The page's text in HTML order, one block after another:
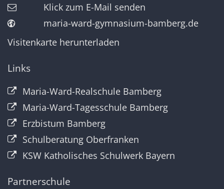
Klick zum E-Mail senden
maria-ward-gymnasium-bamberg.de
Visitenkarte herunterladen
Links
Maria-Ward-Realschule Bamberg
Maria-Ward-Tagesschule Bamberg
Erzbistum Bamberg
Schulberatung Oberfranken
KSW Katholisches Schulwerk Bayern
Partnerschule